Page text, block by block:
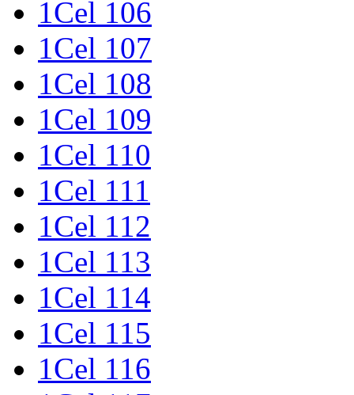
1Cel 106
1Cel 107
1Cel 108
1Cel 109
1Cel 110
1Cel 111
1Cel 112
1Cel 113
1Cel 114
1Cel 115
1Cel 116